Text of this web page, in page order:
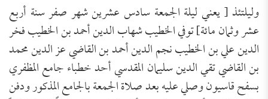
وليلتئذ [ يعني ليلة الجمعة سادس عشرين شهر صفر سنة أربع
عشر وثمان مائة] توفي الخطيب شهاب الدين أحمد بن الخطيب فخر
الدين علي بن الخطيب نجم الدين أحمد بن القاضي عز الدين محمد
بن القاضي تقي الدين سليمان المقدسي أحد خطباء جامع المظفري
بسفح قاسيون وصلي عليه بعد صلاة الجمعة بالجامع المذكور ودفن